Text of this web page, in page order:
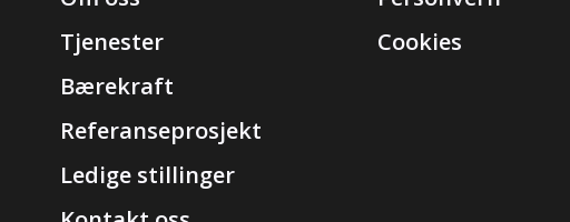
Tjenester
Bærekraft
Referanseprosjekt
Ledige stillinger
Cookies